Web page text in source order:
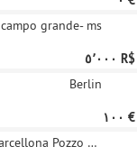
campo grande- ms
‏٥٬٠٠٠ R$
Berlin
‏١٠٠ €
Italy-Barcellona Pozzo Di Gotto